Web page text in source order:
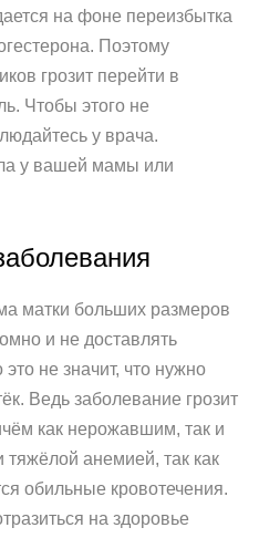
на фоне переизбытка
Поэтому
грозит перейти в
Чтобы этого не
у врача.
у вашей мамы или
матки больших размеров
и не доставлять
не значит, что нужно
Ведь заболевание грозит
как нерожавшим, так и
анемией, так как
обильные кровотечения.
на здоровье